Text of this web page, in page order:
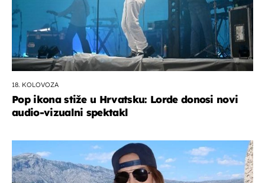
18. KOLOVOZA
Pop ikona stiže u Hrvatsku: Lorde donosi novi
audio-vizualni spektakl